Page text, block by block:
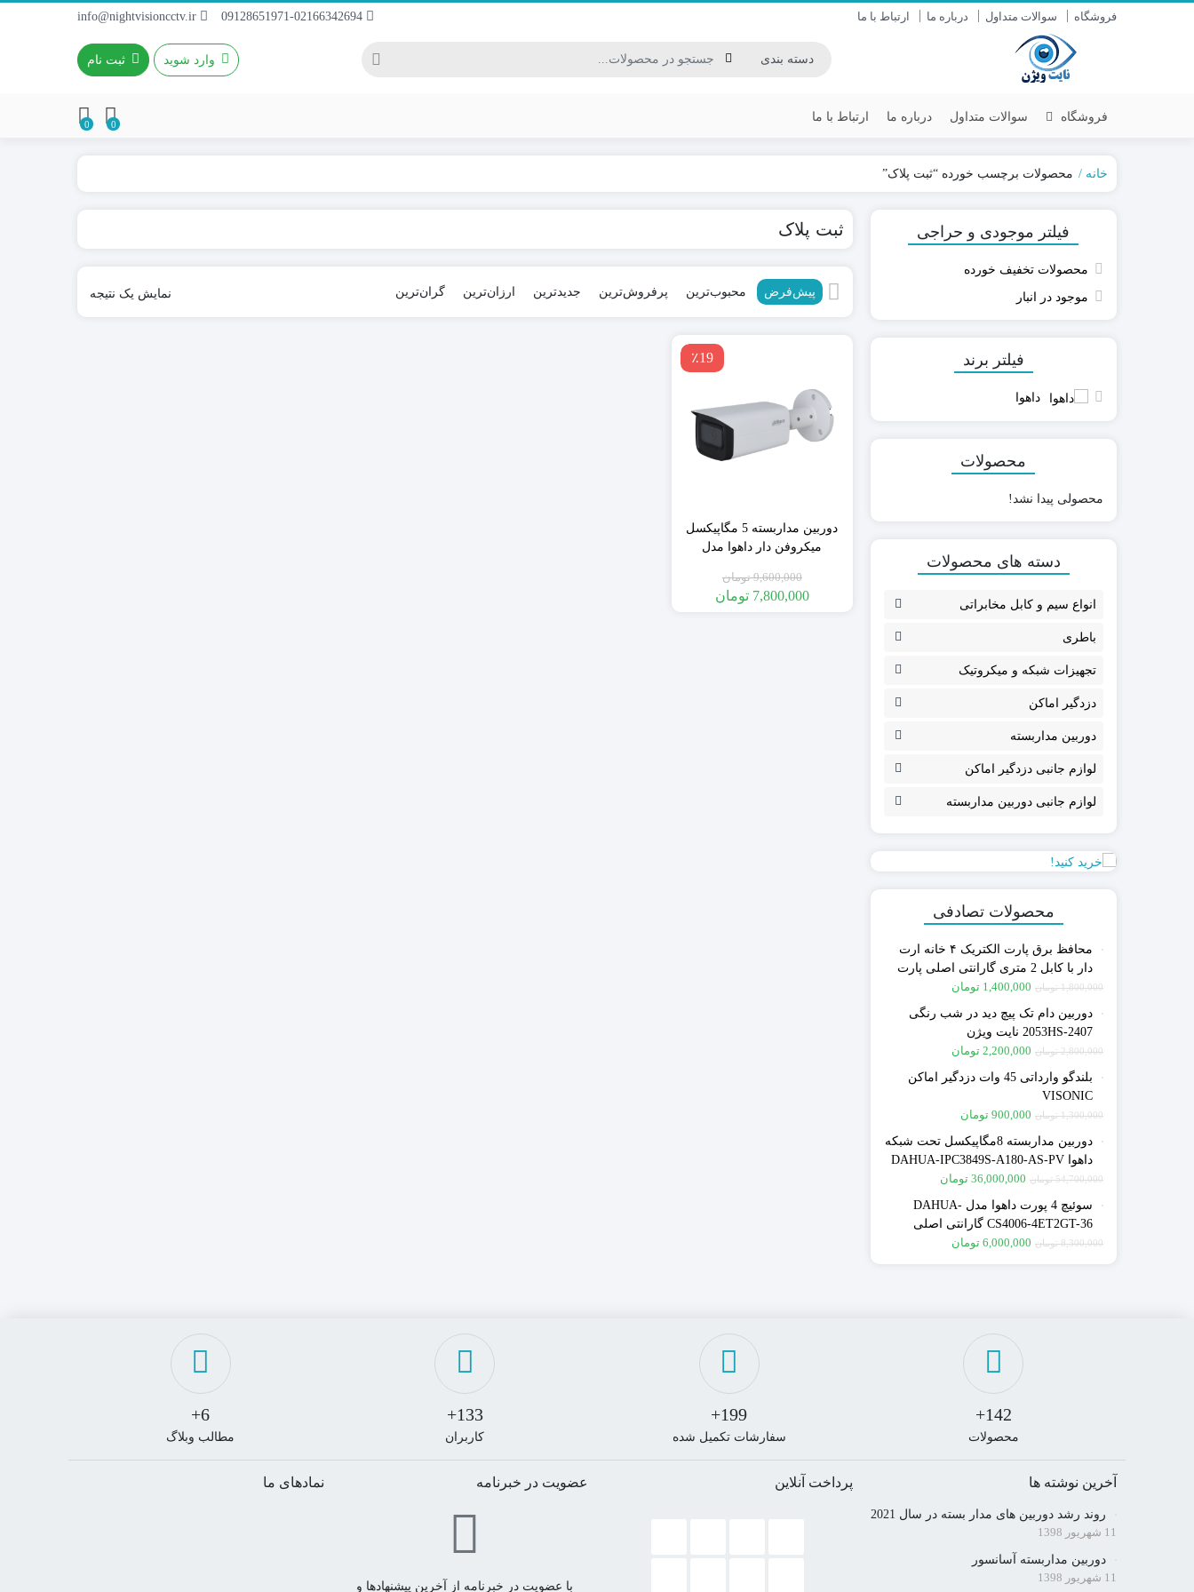
فروشگاه سوالات متداول درباره ما ارتباط با ما
وارد شوید ثبت نام
فروشگاه
یونی ویو UNV
آیمو IMOU
دستگاه DVR / NVR
سایان (SAYAN)
پارادوکس PARADOX
فایروال FIREWALL
گپ GAP
مکسرون MAXRON
مودم سیمکارتی
روتر و اکسس پوینت
سوالات متداول درباره ما ارتباط با ما
0
0
خانه محصولات برچسب خورده “ثبت پلاک”
ثبت پلاک
پیش‌فرض محبوب‌ترین پرفروش‌ترین جدیدترین ارزان‌ترین گران‌ترین نمایش یک نتیجه
٪19
دوربین مداربسته 5 مگاپیکسل
میکروفن دار داهوا مدل
گارانتی اصلی صنعت امن
9,600,000 تومان
7,800,000 تومان
فیلتر موجودی و حراجی
محصولات تخفیف خورده
موجود در انبار
فیلتر برند
داهوا
محصولات
محصولی پیدا نشد!
دسته های محصولات
انواع سیم و کابل مخابراتی
باطری
تجهیزات شبکه و میکروتیک
دزدگیر اماکن
دوربین مداربسته
لوازم جانبی دزدگیر اماکن
لوازم جانبی دوربین مداربسته
محصولات تصادفی
محافظ برق پارت الکتریک ۴ خانه ارت
دار با کابل 2 متری گارانتی اصلی پارت
الکتریک
1,800,000 تومان 1,400,000 تومان
دوربین دام تک پیچ دید در شب رنگی
2407-2053HS نایت ویژن
2,800,000 تومان 2,200,000 تومان
بلندگو وارداتی 45 وات دزدگیر اماکن
VISONIC
1,300,000 تومان 900,000 تومان
دوربین مداربسته 8مگاپیکسل تحت شبکه
داهوا DAHUA-IPC3849S-A180-AS-PV
گارانتی اصلی فراگستر
54,700,000 تومان 36,000,000 تومان
سوئیچ 4 پورت داهوا مدل DAHUA-
CS4006-4ET2GT-36 گارانتی اصلی
صنعت امن
8,300,000 تومان 6,000,000 تومان
142+
محصولات
199+
سفارشات تکمیل شده
133+
کاربران
6+
مطالب وبلاگ
آخرین نوشته ها
روند رشد دوربین های مدار بسته در سال 2021
11 شهریور 1398
دوربین مداربسته آسانسور
11 شهریور 1398
پرداخت آنلاین عضویت در خبرنامه
با عضویت در خبرنامه از آخرین پیشنهادها و
نمادهای ما